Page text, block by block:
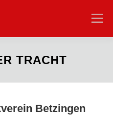
Menü
ORCHESTER
TRACHT
Betzingen